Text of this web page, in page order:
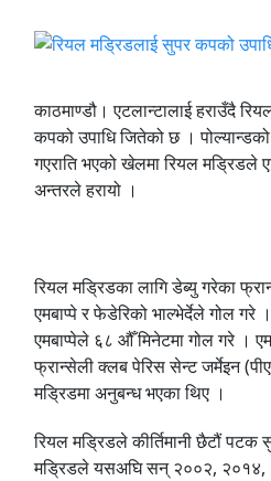
काठमाण्डौ। एटलान्टालाई हराउँदै
कपको उपाधि जितेको छ ।
गएराति भएको खेलमा रियल मड्रिडले
अन्तरले हरायो ।
रियल मड्रिडका लागि डेब्यु गरेका
एमबाप्पे र फेडेरिको भाल्भेर्देले गोल
एमबाप्पेले ६८ औँ मिनेटमा गोल गरे ।
फ्रान्सेली क्लब पेरिस सेन्ट जर्मेइन
मड्रिडमा अनुबन्ध भएका थिए ।
रियल मड्रिडले कीर्तिमानी छैटौं पटक
मड्रिडले यसअघि सन् २००२, २०१४,